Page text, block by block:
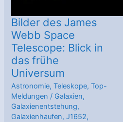
Bilder des James
Webb Space
Telescope: Blick in
das frühe
Universum
Astronomie,Teleskope,Top-
Meldungen / Galaxien,
Galaxienentstehung,
Galaxienhaufen,J1652,